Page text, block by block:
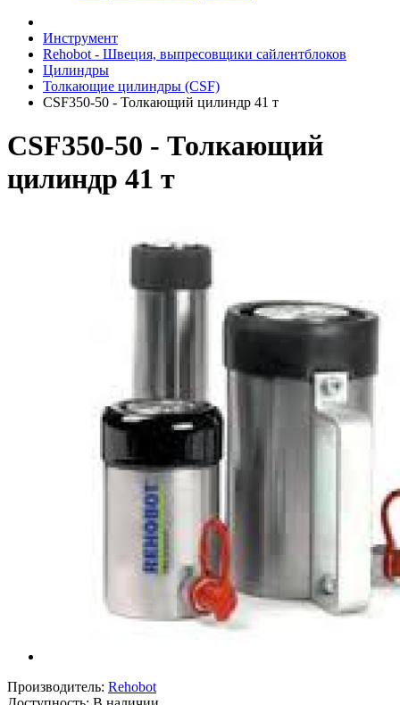
Инструмент
Rehobot - Швеция, выпресовщики сайлентблоков
Цилиндры
Толкающие цилиндры (CSF)
CSF350-50 - Толкающий цилиндр 41 т
CSF350-50 - Толкающий
цилиндр 41 т
Производитель: Rehobot